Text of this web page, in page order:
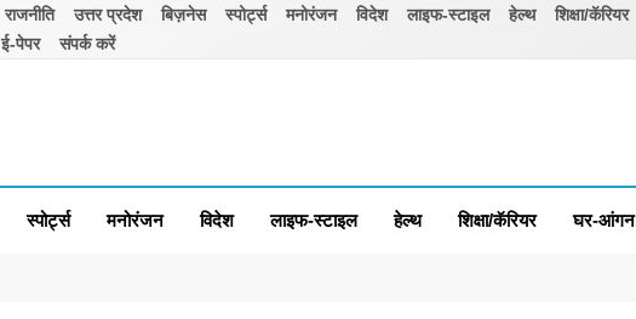
राजनीति उत्तर प्रदेश बिज़नेस स्पोर्ट्स मनोरंजन विदेश लाइफ-स्टाइल हेल्थ
शिक्षा/कॅरियर
ई-पेपर संपर्क करें
स्पोर्ट्स मनोरंजन विदेश लाइफ-स्टाइल हेल्थ शिक्षा/कॅरियर घर-आंगन